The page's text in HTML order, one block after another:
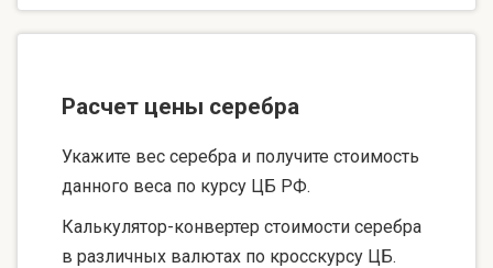
Расчет цены серебра
Укажите вес серебра и получите стоимость
данного веса по курсу ЦБ РФ.
Калькулятор-конвертер стоимости серебра
в различных валютах по кросскурсу ЦБ.